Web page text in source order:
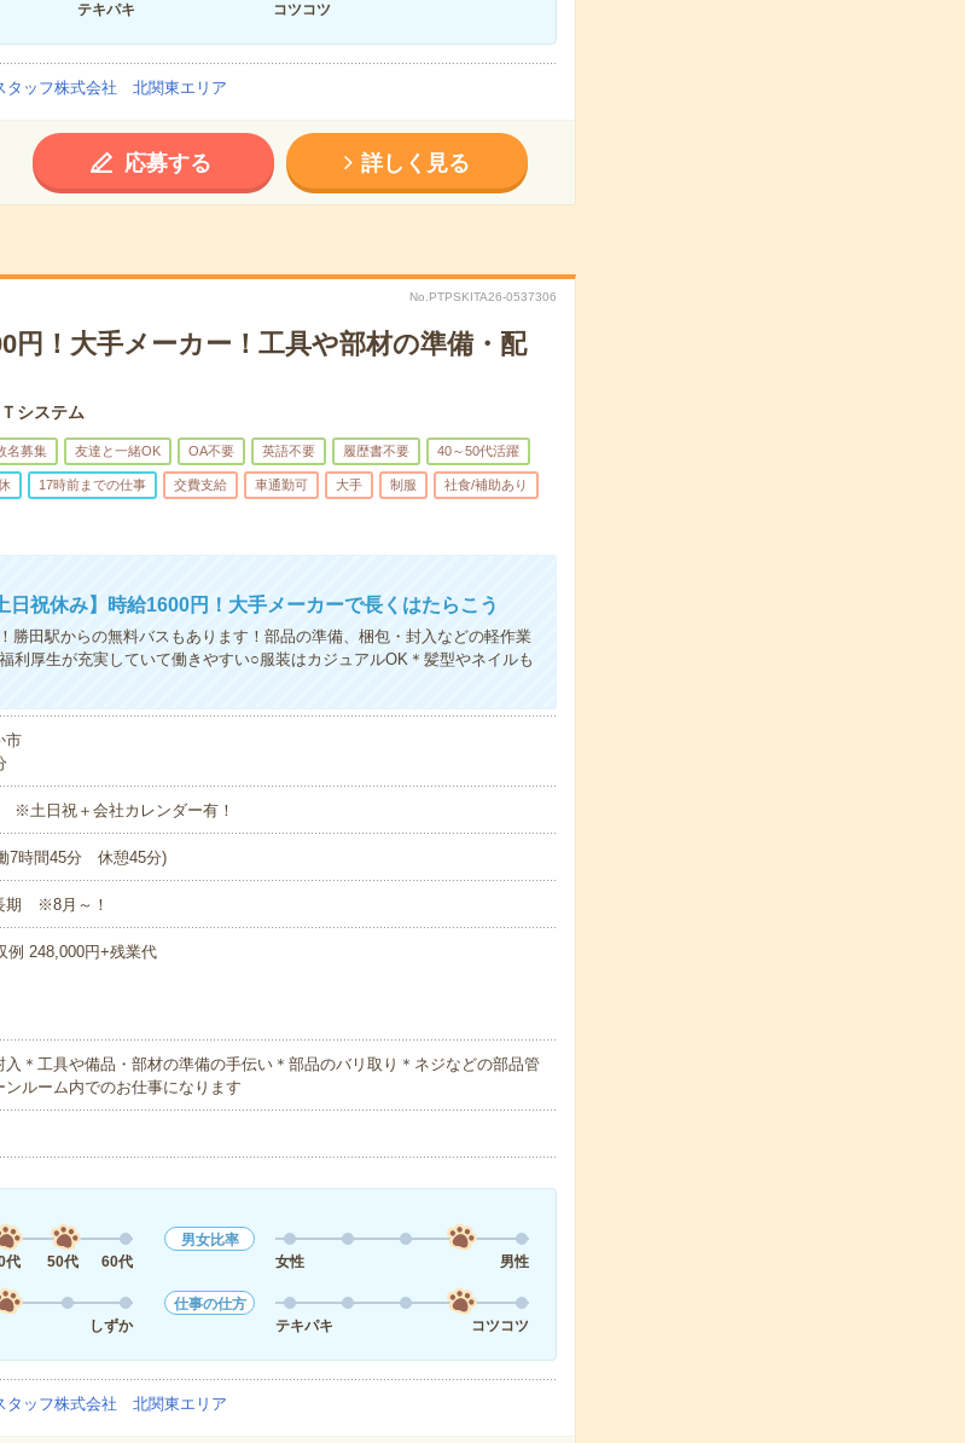
テキパキ
コツコツ
タッフ株式会社 北関東エリア
応募する 詳しく見る
No.PTPSKITA26-0537306
円！大手メーカー！工具や部材の準備・配
システム
名募集 友達と一緒OK OA不要 英語不要 履歴書不要 40～50代活躍
17時前までの仕事 交費支給 車通勤可 大手 制服 社食/補助あり
日祝休み】時給1600円！大手メーカーで長くはたらこう
勝田駅からの無料バスもあります！部品の準備、梱包・封入などの軽作業
利厚生が充実していて働きやすい○服装はカジュアルOK＊髪型やネイルも
市
※土日祝＋会社カレンダー有！
7時間45分 休憩45分)
期 ※8月～！
248,000円+残業代
入＊工具や備品・部材の準備の手伝い＊部品のバリ取り＊ネジなどの部品管
ルーム内でのお仕事になります
代 50代 60代
男女比率
女性
男性
しずか
仕事の仕方
テキパキ
コツコツ
タッフ株式会社 北関東エリア